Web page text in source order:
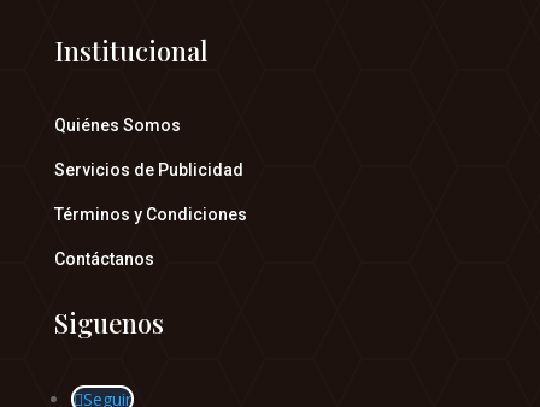
Institucional
Quiénes Somos
Servicios de Publicidad
Términos y Condiciones
Contáctanos
Siguenos
Seguir